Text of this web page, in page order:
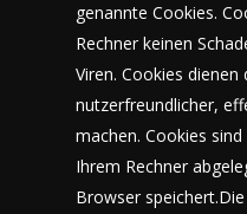
genannte Cookies.
Rechner keinen
Viren. Cookies
nutzerfreundlicher,
machen. Cookies
Ihrem Rechner
Browser